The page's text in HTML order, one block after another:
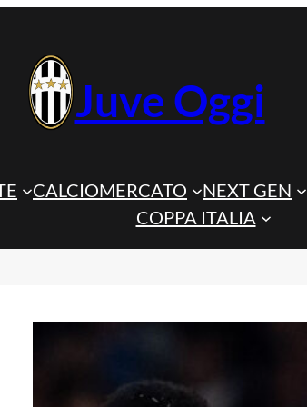
Juve Oggi
CALCIOMERCATO NEXT GEN
COPPA ITALIA